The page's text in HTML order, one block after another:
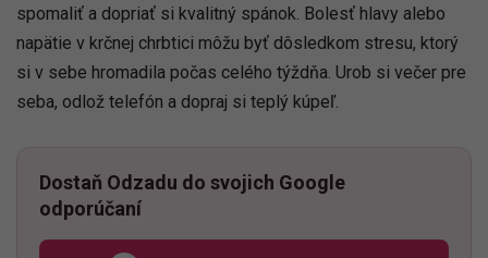
spomaliť a dopriať si kvalitný spánok. Bolesť hlavy alebo
napätie v krčnej chrbtici môžu byť dôsledkom stresu, ktorý
si v sebe hromadila počas celého týždňa. Urob si večer pre
seba, odlož telefón a dopraj si teplý kúpeľ.
Dostaň Odzadu do svojich Google
odporúčaní